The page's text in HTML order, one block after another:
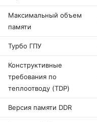
Максимальный объем
памяти
Турбо ГПУ
Конструктивные
требования по
теплоотводу (TDP)
Версия памяти DDR